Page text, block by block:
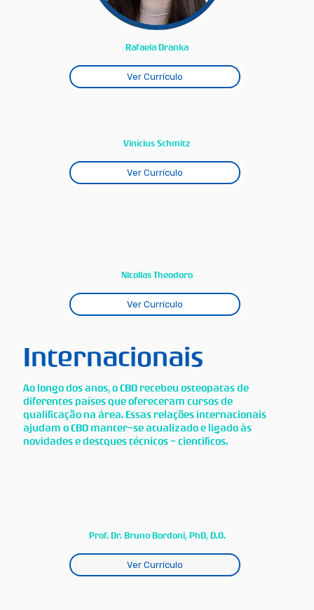
Rafaela Dranka
Ver Currículo
Vinícius Schmitz
Ver Currículo
Nicollas Theodoro
Ver Currículo
Internacionais
Ao longo dos anos, o CBO recebeu osteopatas de
diferentes países que ofereceram cursos de
qualificação na área. Essas relações internacionais
ajudam o CBO manter-se atualizado e ligado às
novidades e destques técnicos - cientificos.
Prof. Dr. Bruno Bordoni, PhD, D.O.
Ver Currículo